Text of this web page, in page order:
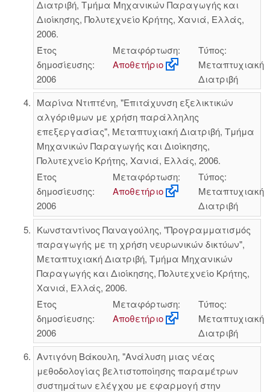
Διατριβή, Τμήμα Μηχανικών Παραγωγής και
Διοίκησης, Πολυτεχνείο Κρήτης, Χανιά, Ελλάς,
2006.
Έτος
δημοσίευσης:
2006
Μεταφόρτωση:
Αποθετήριο
Τύπος:
Μεταπτυχιακή
Διατριβή
Μαρίνα Ντιπτένη, "Επιτάχυνση εξελικτικών
αλγόριθμων με χρήση παράλληλης
επεξεργασίας", Μεταπτυχιακή Διατριβή, Τμήμα
Μηχανικών Παραγωγής και Διοίκησης,
Πολυτεχνείο Κρήτης, Χανιά, Ελλάς, 2006.
Έτος
δημοσίευσης:
2006
Μεταφόρτωση:
Αποθετήριο
Τύπος:
Μεταπτυχιακή
Διατριβή
Κωνσταντίνος Παναγούλης, "Προγραμματισμός
παραγωγής με τη χρήση νευρωνικών δικτύων",
Μεταπτυχιακή Διατριβή, Τμήμα Μηχανικών
Παραγωγής και Διοίκησης, Πολυτεχνείο Κρήτης,
Χανιά, Ελλάς, 2006.
Έτος
δημοσίευσης:
2006
Μεταφόρτωση:
Αποθετήριο
Τύπος:
Μεταπτυχιακή
Διατριβή
Αντιγόνη Βάκουλη, "Ανάλυση μιας νέας
μεθοδολογίας βελτιστοποίησης παραμέτρων
συστημάτων ελέγχου με εφαρμογή στην